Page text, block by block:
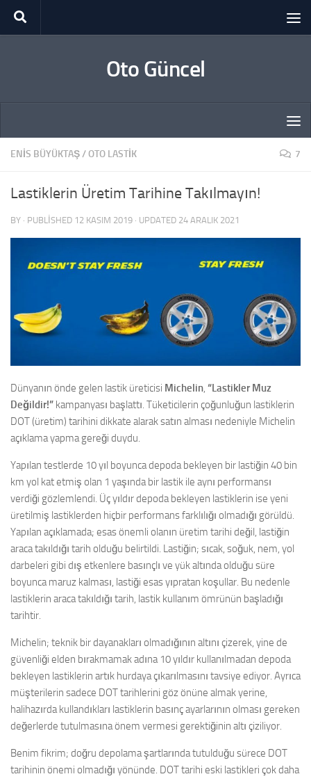
Skip to content
Oto Güncel
ENIS BÜYÜKTAŞ/OTO LASTIK 7
Lastiklerin Üretim Tarihine Takılmayın!
BY · PUBLISHED 12 KASIM 2019 · UPDATED 24 ARALIK 2021
Dünyanın önde gelen lastik üreticisi Michelin, “Lastikler Muz
Değildir!” kampanyası başlattı. Tüketicilerin çoğunluğun lastiklerin
DOT (üretim) tarihini dikkate alarak satın alması nedeniyle Michelin
açıklama yapma gereği duydu.
Yapılan testlerde 10 yıl boyunca depoda bekleyen bir lastiğin 40 bin
km yol kat etmiş olan 1 yaşında bir lastik ile aynı performansı
verdiği gözlemlendi. Üç yıldır depoda bekleyen lastiklerin ise yeni
üretilmiş lastiklerden hiçbir performans farklılığı olmadığı görüldü.
Yapılan açıklamada; esas önemli olanın üretim tarihi değil, lastiğin
araca takıldığı tarih olduğu belirtildi. Lastiğin; sıcak, soğuk, nem, yol
darbeleri gibi dış etkenlere basınçlı ve yük altında olduğu süre
boyunca maruz kalması, lastiği esas yıpratan koşullar. Bu nedenle
lastiklerin araca takıldığı tarih, lastik kullanım ömrünün başladığı
tarihtir.
Michelin; teknik bir dayanakları olmadığının altını çizerek, yine de
güvenliği elden bırakmamak adına 10 yıldır kullanılmadan depoda
bekleyen lastiklerin artık hurdaya çıkarılmasını tavsiye ediyor. Ayrıca
müşterilerin sadece DOT tarihlerini göz önüne almak yerine,
halihazırda kullandıkları lastiklerin basınç ayarlarının olması gereken
değerlerde tutulmasına önem vermesi gerektiğinin altı çiziliyor.
Benim fikrim; doğru depolama şartlarında tutulduğu sürece DOT
tarihinin önemi olmadığı yönünde. DOT tarihi eski lastikleri çok daha